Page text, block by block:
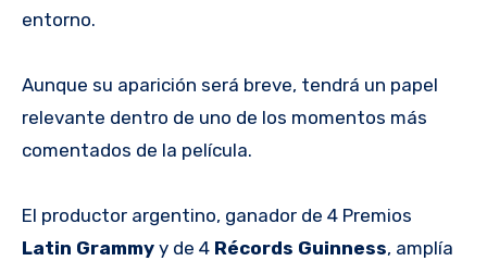
entorno.
Aunque su aparición será breve, tendrá un papel
relevante dentro de uno de los momentos más
comentados de la película.
El productor argentino, ganador de 4 Premios
Latin Grammy y de 4 Récords Guinness, amplía